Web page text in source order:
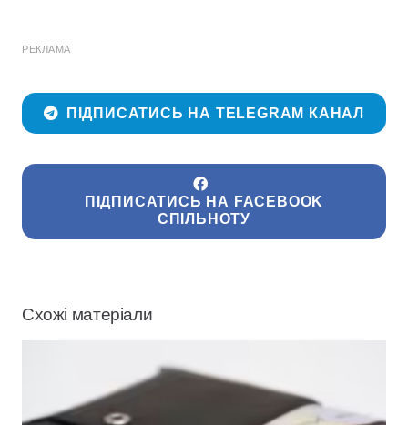
РЕКЛАМА
ПІДПИСАТИСЬ НА TELEGRAM КАНАЛ
ПІДПИСАТИСЬ НА FACEBOOK
СПІЛЬНОТУ
Схожі матеріали